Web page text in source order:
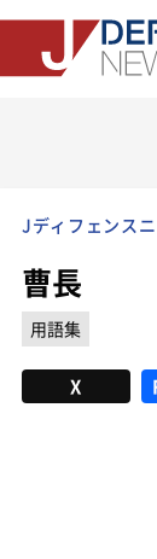
Jディフェンス
曹長
用語集
X